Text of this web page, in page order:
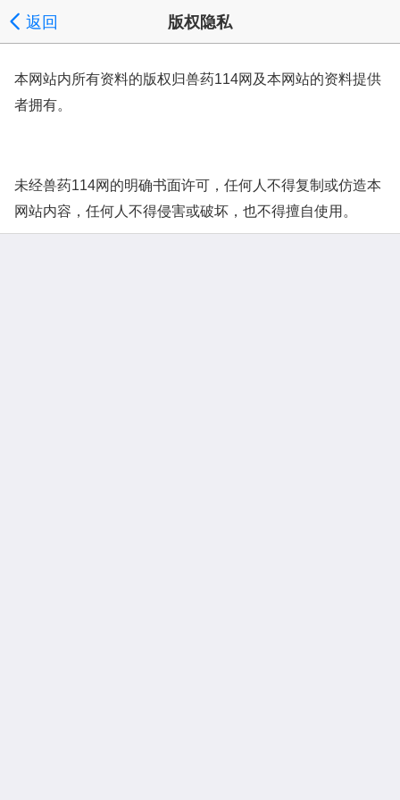
返回 版权隐私
本网站内所有资料的版权归兽药114网及本网站的资料提供
者拥有。
未经兽药114网的明确书面许可，任何人不得复制或仿造本
网站内容，任何人不得侵害或破坏，也不得擅自使用。